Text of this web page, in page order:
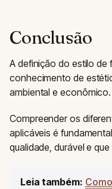
Conclusão
A definição do estilo de
conhecimento de
ambiental e econômico.
Compreender os
aplicáveis é
qualidade, durável e
Leia também: